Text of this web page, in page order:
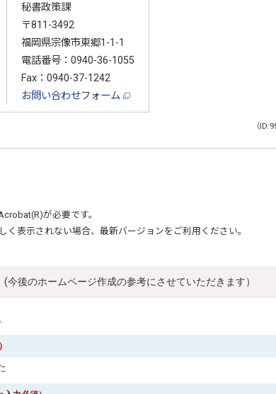
秘書政策課
〒811-3492
福岡県宗像市東郷1-1-1
電話番号： 0940-36-1055
Fax：0940-37-1242
お問い合わせフォーム
（
が必要です。
く表示されない場合、最新バージョンをご利用ください。